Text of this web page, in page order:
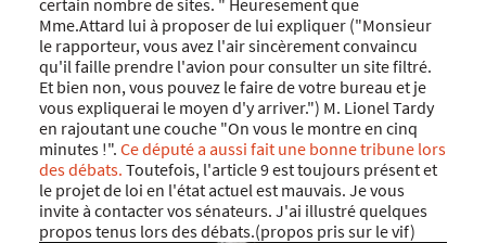
Mme.Attard lui à proposer de lui expliquer ("Monsieur
le rapporteur, vous avez l'air sincèrement convaincu
qu'il faille prendre l'avion pour consulter un site filtré.
Et bien non, vous pouvez le faire de votre bureau et je
vous expliquerai le moyen d'y arriver.") M. Lionel Tardy
en rajoutant une couche "On vous le montre en cinq
minutes !". Ce député a aussi fait une bonne tribune lors
des débats. Toutefois, l'article 9 est toujours présent et
le projet de loi en l'état actuel est mauvais. Je vous
invite à contacter vos sénateurs. J'ai illustré quelques
propos tenus lors des débats.(propos pris sur le vif)